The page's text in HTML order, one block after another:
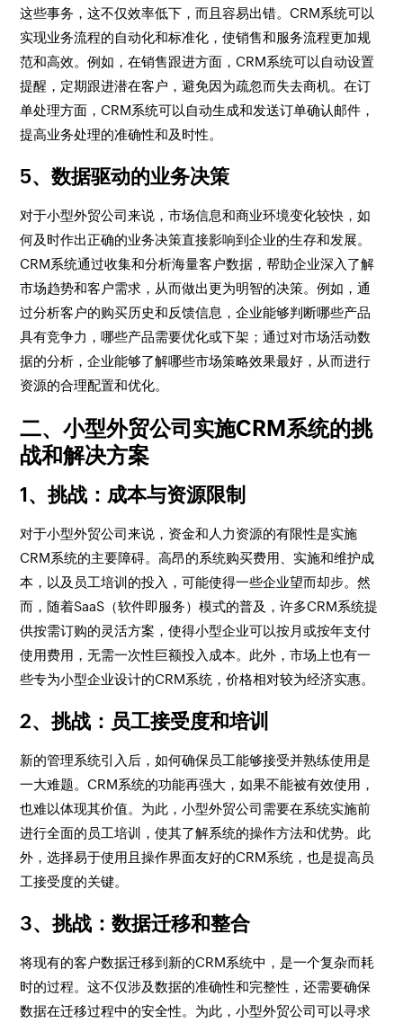
这些事务，这不仅效率低下，而且容易出错。CRM系统可以
实现业务流程的自动化和标准化，使销售和服务流程更加规
范和高效。例如，在销售跟进方面，CRM系统可以自动设置
提醒，定期跟进潜在客户，避免因为疏忽而失去商机。在订
单处理方面，CRM系统可以自动生成和发送订单确认邮件，
提高业务处理的准确性和及时性。
5、数据驱动的业务决策
对于小型外贸公司来说，市场信息和商业环境变化较快，如
何及时作出正确的业务决策直接影响到企业的生存和发展。
CRM系统通过收集和分析海量客户数据，帮助企业深入了解
市场趋势和客户需求，从而做出更为明智的决策。例如，通
过分析客户的购买历史和反馈信息，企业能够判断哪些产品
具有竞争力，哪些产品需要优化或下架；通过对市场活动数
据的分析，企业能够了解哪些市场策略效果最好，从而进行
资源的合理配置和优化。
二、小型外贸公司实施CRM系统的挑
战和解决方案
1、挑战：成本与资源限制
对于小型外贸公司来说，资金和人力资源的有限性是实施
CRM系统的主要障碍。高昂的系统购买费用、实施和维护成
本，以及员工培训的投入，可能使得一些企业望而却步。然
而，随着SaaS（软件即服务）模式的普及，许多CRM系统提
供按需订购的灵活方案，使得小型企业可以按月或按年支付
使用费用，无需一次性巨额投入成本。此外，市场上也有一
些专为小型企业设计的CRM系统，价格相对较为经济实惠。
2、挑战：员工接受度和培训
新的管理系统引入后，如何确保员工能够接受并熟练使用是
一大难题。CRM系统的功能再强大，如果不能被有效使用，
也难以体现其价值。为此，小型外贸公司需要在系统实施前
进行全面的员工培训，使其了解系统的操作方法和优势。此
外，选择易于使用且操作界面友好的CRM系统，也是提高员
工接受度的关键。
3、挑战：数据迁移和整合
将现有的客户数据迁移到新的CRM系统中，是一个复杂而耗
时的过程。这不仅涉及数据的准确性和完整性，还需要确保
数据在迁移过程中的安全性。为此，小型外贸公司可以寻求